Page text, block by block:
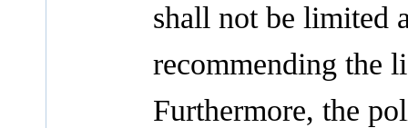
shall not be limited
recommending the
Furthermore, the